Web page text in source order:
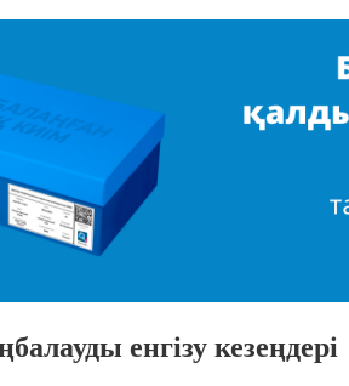
енгізу кезеңдері